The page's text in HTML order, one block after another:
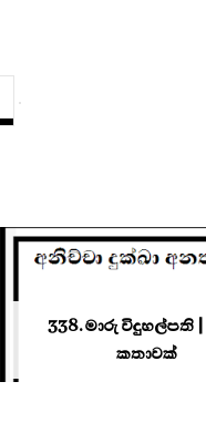
338. මාරු විදුහල්පති
කතාවක්